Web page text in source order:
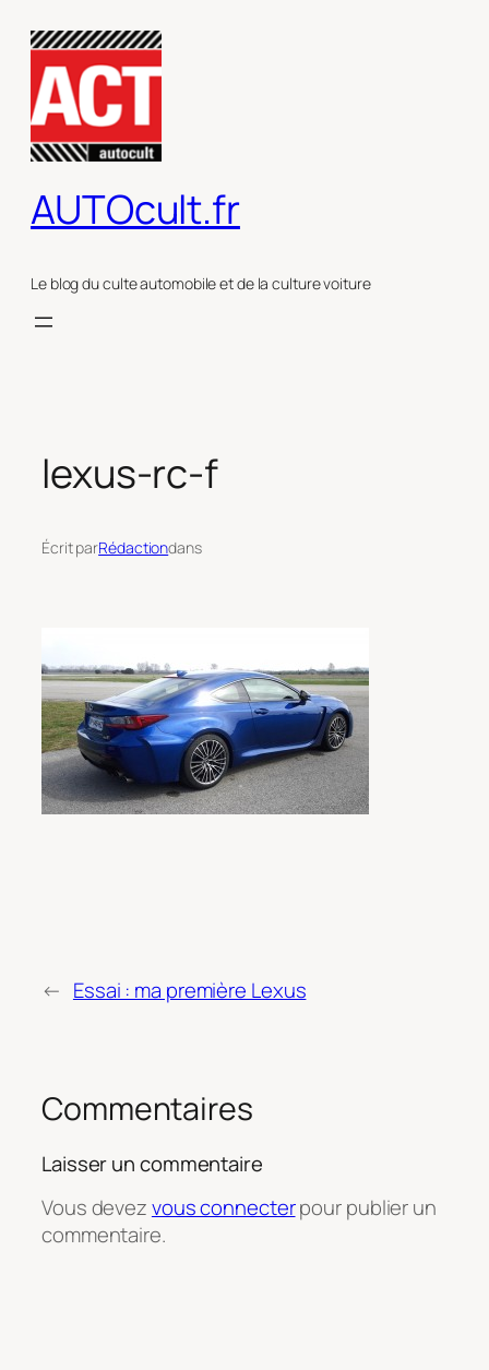
contenu
AUTOcult.fr
Le blog du culte automobile et de la culture voiture
lexus-rc-f
Écrit parRédactiondans
← Essai : ma première Lexus
Commentaires
Laisser un commentaire
Vous devezvous connecterpour publier un
commentaire.